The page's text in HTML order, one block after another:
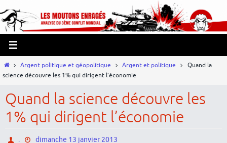
vers
le
contenu
HomeArgent politique et géopolitique Argent et politique
Quand la
science découvre les 1% qui dirigent l’économie
Quand la science découvre les
1% qui dirigent l’économie
.
dimanche 13 janvier 2013